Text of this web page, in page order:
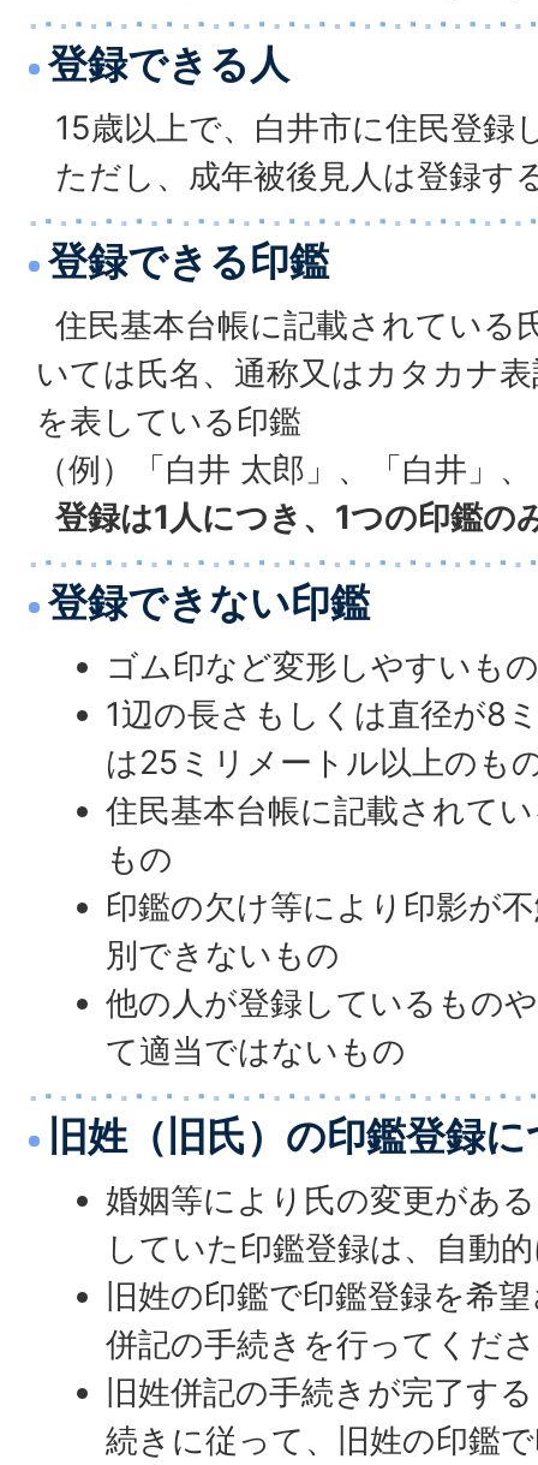
登録できる人
15歳以上で、白井市に住民登録
ただし、成年被後見人は登録す
登録できる印鑑
住民基本台帳に記載されている
いては氏名、通称又はカタカナ
を表している印鑑
（例）「白井 太郎」、「白井」
登録は1人につき、1つの印鑑の
登録できない印鑑
ゴム印など変形しやすいも
1辺の長さもしくは直径が8
は25ミリメートル以上のも
住民基本台帳に記載されて
もの
印鑑の欠け等により印影が
別できないもの
他の人が登録しているもの
て適当ではないもの
旧姓（旧氏）の印鑑登録
婚姻等により氏の変更があ
していた印鑑登録は、自動
旧姓の印鑑で印鑑登録を希
併記の手続きを行ってくだ
旧姓併記の手続きが完了す
続きに従って、旧姓の印鑑